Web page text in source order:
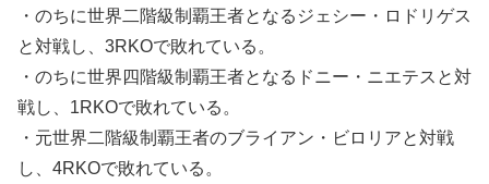
・のちに世界二階級制覇王者となるジェシー・ロドリゲス
と対戦し、3RKOで敗れている。
・のちに世界四階級制覇王者となるドニー・ニエテスと対
戦し、1RKOで敗れている。
・元世界二階級制覇王者のブライアン・ビロリアと対戦
し、4RKOで敗れている。